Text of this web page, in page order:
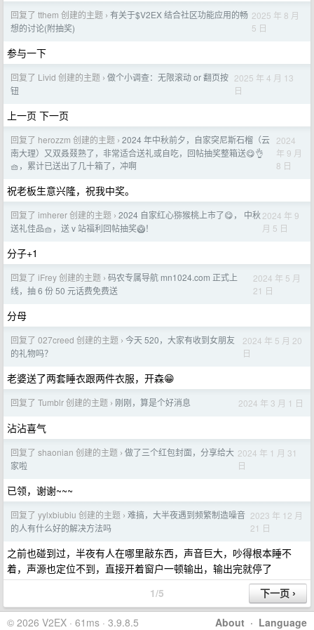
回复了 tthem 创建的主题 › 有关于$V2EX 结合社区功能应用的畅
想的讨论(附抽奖)
2025 年 8 月
5 日
参与一下
回复了 Livid 创建的主题 › 做个小调查：无限滚动 or 翻页按
钮
2025 年 4 月 13
日
上一页 下一页
回复了 herozzm 创建的主题 › 2024 年中秋前夕，自家突尼斯石榴（云
南大理）又双叒叕熟了，非常适合送礼或自吃，回帖抽奖整箱送😋👌
🧺，累计已送出了几十箱了，冲啊
2024
年 9 月
8 日
祝老板生意兴隆，祝我中奖。
回复了 imherer 创建的主题 › 2024 自家红心猕猴桃上市了😋， 中秋
送礼佳品🧺，送 v 站福利回帖抽奖🥝！
2024 年 9
月 5 日
分子+1
回复了 iFrey 创建的主题 › 码农专属导航 mn1024.com 正式上
线，抽 6 份 50 元话费免费送
2024 年 5 月
21 日
分母
回复了 027creed 创建的主题 › 今天 520，大家有收到女朋友
的礼物吗？
2024 年 5 月 20
日
老婆送了两套睡衣跟两件衣服，开森😁
回复了 Tumblr 创建的主题 › 刚刚，算是个好消息 2024 年 3 月 1 日
沾沾喜气
回复了 shaonian 创建的主题 › 做了三个红包封面，分享给大
家啦
2024 年 1 月 31
日
已领，谢谢~~~
回复了 yylxbiubiu 创建的主题 › 难搞，大半夜遇到频繁制造噪音
的人有什么好的解决方法吗
2023 年 12 月
21 日
之前也碰到过，半夜有人在哪里敲东西，声音巨大，吵得根本睡不
着，声源也定位不到，直接开着窗户一顿输出，输出完就停了
1/5
About · Language
© 2026 V2EX · 61ms · 3.9.8.5